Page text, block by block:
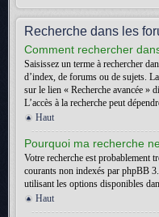
Recherche dans les
Comment rechercher
Saisissez un terme à rechercher
d’index, de forums ou de sujets.
sur le lien « Recherche avancée »
L’accès à la recherche peut
Haut
Pourquoi ma recherche
Votre recherche est probablement
courants non indexés par phpBB
utilisant les options disponibles
Haut